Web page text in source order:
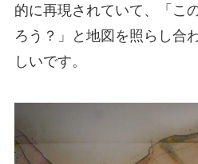
的に再現されていて、「こ
ろう？」と地図を照らし合
しいです。